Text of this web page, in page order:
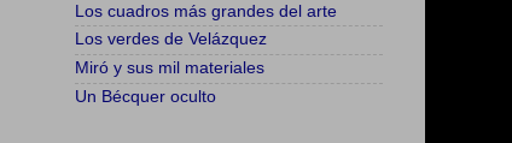
Los cuadros más grandes del arte
Los verdes de Velázquez
Miró y sus mil materiales
Un Bécquer oculto